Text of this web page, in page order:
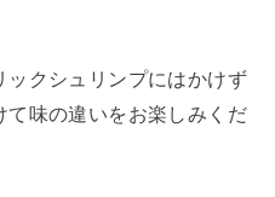
クシュリンプにはかけず
て味の違いをお楽しみくだ